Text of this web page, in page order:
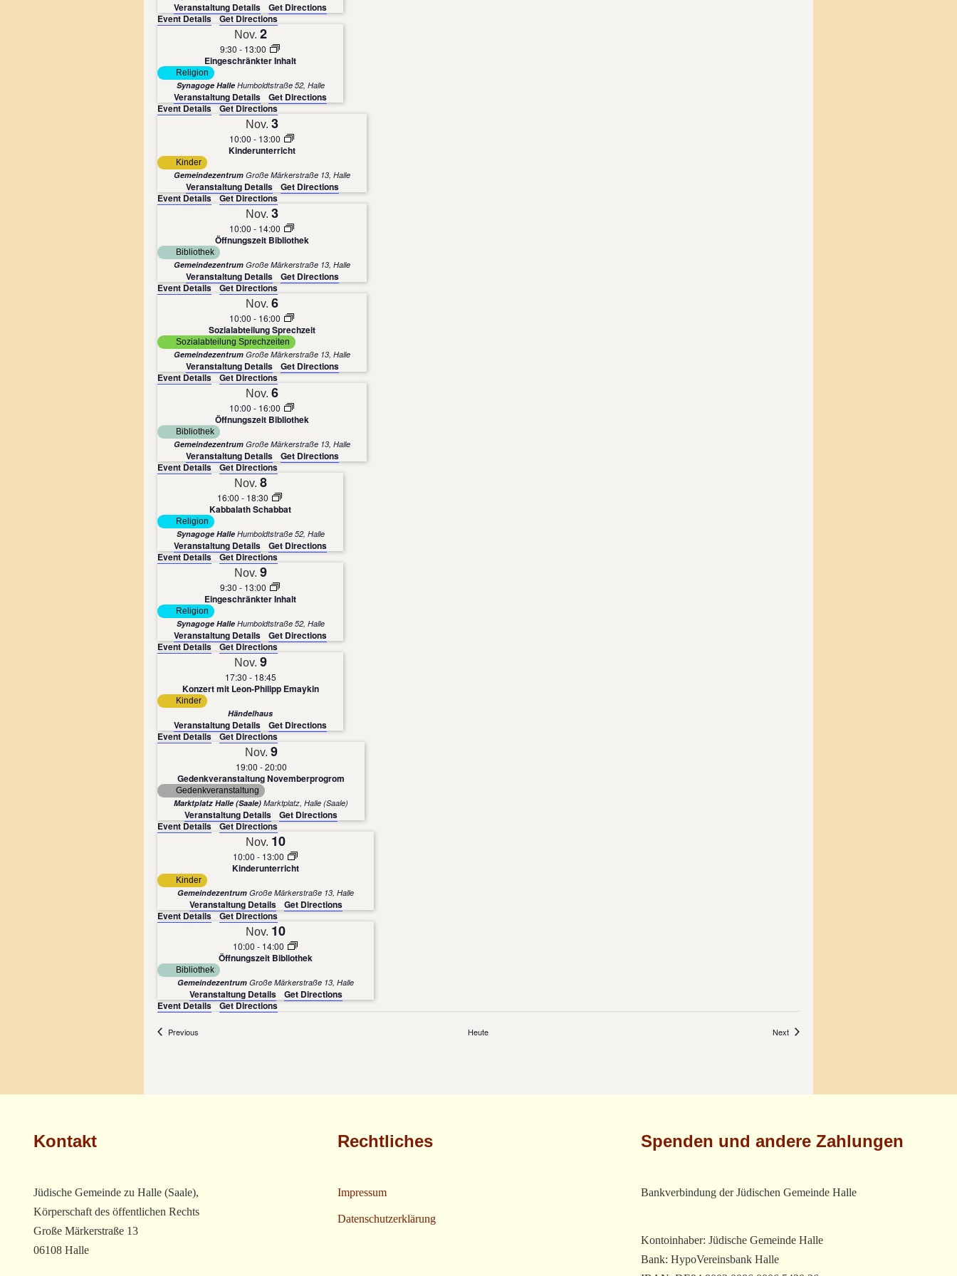
Veranstaltung Details
Get Directions
Event Details
Get Directions
Nov. 2
9:30 - 13:00
Eingeschränkter Inhalt
Religion
Synagoge Halle Humboldtstraße 52, Halle
Veranstaltung Details
Get Directions
Event Details
Get Directions
Nov.3
10:00 - 13:00
Kinderunterricht
Kinder
Gemeindezentrum Große Märkerstraße 13, Halle
Veranstaltung Details
Get Directions
Event Details
Get Directions
Nov.3
10:00 - 14:00
Öffnungszeit Bibliothek
Bibliothek
Gemeindezentrum Große Märkerstraße 13, Halle
Veranstaltung Details
Get Directions
Event Details
Get Directions
Nov.6
10:00 - 16:00
Sozialabteilung Sprechzeit
Sozialabteilung Sprechzeiten
Gemeindezentrum Große Märkerstraße 13, Halle
Veranstaltung Details
Get Directions
Event Details
Get Directions
Nov.6
10:00 - 16:00
Öffnungszeit Bibliothek
Bibliothek
Gemeindezentrum Große Märkerstraße 13, Halle
Veranstaltung Details
Get Directions
Event Details
Get Directions
Nov. 8
16:00- 18:30
Kabbalath Schabbat
Religion
Synagoge Halle Humboldtstraße 52, Halle
Veranstaltung Details
Get Directions
Event Details
Get Directions
Nov. 9
9:30 - 13:00
Eingeschränkter Inhalt
Religion
Synagoge Halle Humboldtstraße 52, Halle
Veranstaltung Details
Get Directions
Event Details
Get Directions
Nov. 9
17:30 - 18:45
Konzert mit Leon-Philipp Emaykin
Kinder
Händelhaus
Veranstaltung Details
Get Directions
Event Details
Get Directions
Nov. 9
19:00 -20:00
Gedenkveranstaltung Novemberprogrom
Gedenkveranstaltung
Marktplatz Halle (Saale) Marktplatz, Halle (Saale)
Veranstaltung Details
Get Directions
Event Details
Get Directions
Nov. 10
10:00 - 13:00
Kinderunterricht
Kinder
Gemeindezentrum Große Märkerstraße 13, Halle
Veranstaltung Details
Get Directions
Event Details
Get Directions
Nov. 10
10:00 - 14:00
Öffnungszeit Bibliothek
Bibliothek
Gemeindezentrum Große Märkerstraße 13, Halle
Veranstaltung Details
Get Directions
Event Details
Get Directions
Previous Heute NextVeranstaltungen
Kontakt
Jüdische Gemeinde zu Halle (Saale),
Körperschaft des öffentlichen Rechts
Große Märkerstraße 13
06108 Halle
Rechtliches
Impressum
Datenschutzerklärung
Spenden und andere Zahlungen
Bankverbindung der Jüdischen Gemeinde Halle
Kontoinhaber: Jüdische Gemeinde Halle
Bank: HypoVereinsbank Halle